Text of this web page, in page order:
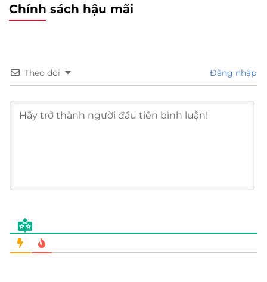
Chính sách hậu mãi
Theo dõi Đăng nhập